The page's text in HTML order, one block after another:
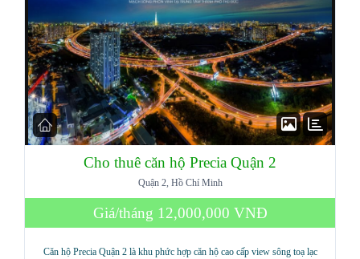
Cho thuê căn hộ Precia Quận 2
Quận 2, Hồ Chí Minh
Giá/tháng 12,000,000 VNĐ
Căn hộ Precia Quận 2 là khu phức hợp căn hộ cao cấp view sông toạ lạc